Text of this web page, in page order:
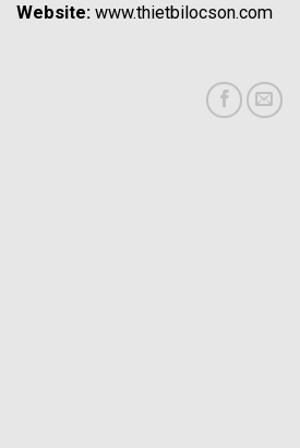
Website: www.thietbilocson.com